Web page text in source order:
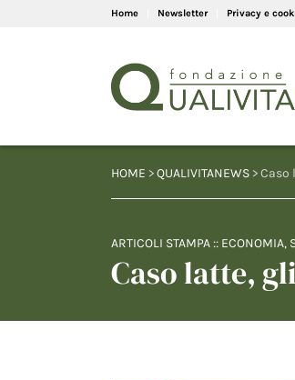
Home Newsletter Privacy e
HOME >QUALIVITANEWS >
ARTICOLI STAMPA :: ECONOMIA,
Caso latte,